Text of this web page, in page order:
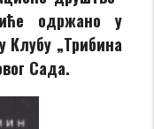
одржано у
Клубу „Трибина
Сада.